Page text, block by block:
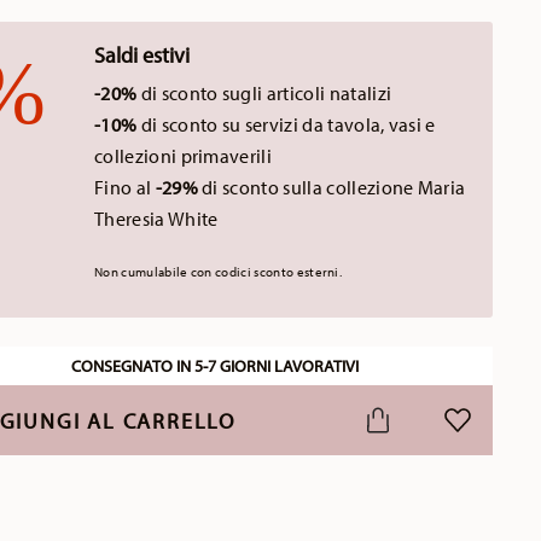
Saldi estivi
-20% di sconto sugli articoli natalizi
-10% di sconto su servizi da tavola, vasi e
collezioni primaverili
Fino al -29%di sconto sulla collezione Maria
Theresia White
Non cumulabile con codici sconto esterni.
CONSEGNATO IN 5-7 GIORNI LAVORATIVI
AL CARRELLO LISTA